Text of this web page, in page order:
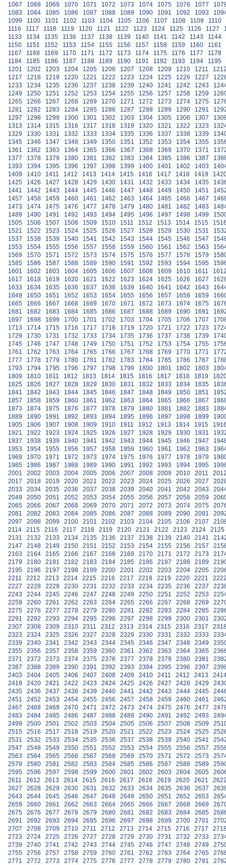
1067 1068 1069 1070 1071 1072 1073 1074 1075 1076 1077
1083
1084 1085 1086 1087 1088 1089 1090 1091 1092 1093
1099
1100 1101 1102 1103 1104 1105 1106 1107 1108 1109
1110
1116
1117 1118 1119 1120 1121 1122 1123 1124 1125 1126 1127
1133
1134 1135 1136 1137 1138 1139 1140 1141 1142 1143
1144
1150
1151 1152 1153 1154 1155 1156 1157 1158 1159 1160
1161
1167
1168 1169 1170 1171 1172 1173 1174 1175 1176 1177
1178
1184
1185 1186 1187 1188 1189 1190 1191 1192 1193 1194
1195
1201
1202 1203 1204 1205 1206 1207 1208 1209 1210 1211
1217
1218 1219 1220 1221 1222 1223 1224 1225 1226 1227
1233
1234 1235 1236 1237 1238 1239 1240 1241 1242 1243
1249
1250 1251 1252 1253 1254 1255 1256 1257 1258 1259
1265
1266 1267 1268 1269 1270 1271 1272 1273 1274 1275
1281
1282 1283 1284 1285 1286 1287 1288 1289 1290 1291
1297
1298 1299 1300 1301 1302 1303 1304 1305 1306 1307
1313
1314 1315 1316 1317 1318 1319 1320 1321 1322 1323
1329
1330 1331 1332 1333 1334 1335 1336 1337 1338 1339
1345
1346 1347 1348 1349 1350 1351 1352 1353 1354 1355
1361
1362 1363 1364 1365 1366 1367 1368 1369 1370 1371
1377
1378 1379 1380 1381 1382 1383 1384 1385 1386 1387
1393
1394 1395 1396 1397 1398 1399 1400 1401 1402 1403
1409
1410 1411 1412 1413 1414 1415 1416 1417 1418 1419
1425
1426 1427 1428 1429 1430 1431 1432 1433 1434 1435
1441
1442 1443 1444 1445 1446 1447 1448 1449 1450 1451
1457
1458 1459 1460 1461 1462 1463 1464 1465 1466 1467
1473
1474 1475 1476 1477 1478 1479 1480 1481 1482 1483
1489
1490 1491 1492 1493 1494 1495 1496 1497 1498 1499
1505
1506 1507 1508 1509 1510 1511 1512 1513 1514 1515
1521
1522 1523 1524 1525 1526 1527 1528 1529 1530 1531
1537
1538 1539 1540 1541 1542 1543 1544 1545 1546 1547
1553
1554 1555 1556 1557 1558 1559 1560 1561 1562 1563
1569
1570 1571 1572 1573 1574 1575 1576 1577 1578 1579
1585
1586 1587 1588 1589 1590 1591 1592 1593 1594 1595
1601
1602 1603 1604 1605 1606 1607 1608 1609 1610 1611
1617
1618 1619 1620 1621 1622 1623 1624 1625 1626 1627
1633
1634 1635 1636 1637 1638 1639 1640 1641 1642 1643
1649
1650 1651 1652 1653 1654 1655 1656 1657 1658 1659
1665
1666 1667 1668 1669 1670 1671 1672 1673 1674 1675
1681
1682 1683 1684 1685 1686 1687 1688 1689 1690 1691
1697
1698 1699 1700 1701 1702 1703 1704 1705 1706 1707
1713
1714 1715 1716 1717 1718 1719 1720 1721 1722 1723
1729
1730 1731 1732 1733 1734 1735 1736 1737 1738 1739
1745
1746 1747 1748 1749 1750 1751 1752 1753 1754 1755
1761
1762 1763 1764 1765 1766 1767 1768 1769 1770 1771
1777
1778 1779 1780 1781 1782 1783 1784 1785 1786 1787
1793
1794 1795 1796 1797 1798 1799 1800 1801 1802 1803
1809
1810 1811 1812 1813 1814 1815 1816 1817 1818 1819
1825
1826 1827 1828 1829 1830 1831 1832 1833 1834 1835
1841
1842 1843 1844 1845 1846 1847 1848 1849 1850 1851
1857
1858 1859 1860 1861 1862 1863 1864 1865 1866 1867
1873
1874 1875 1876 1877 1878 1879 1880 1881 1882 1883
1889
1890 1891 1892 1893 1894 1895 1896 1897 1898 1899
1905
1906 1907 1908 1909 1910 1911 1912 1913 1914 1915
1921
1922 1923 1924 1925 1926 1927 1928 1929 1930 1931
1937
1938 1939 1940 1941 1942 1943 1944 1945 1946 1947
1953
1954 1955 1956 1957 1958 1959 1960 1961 1962 1963
1969
1970 1971 1972 1973 1974 1975 1976 1977 1978 1979
1985
1986 1987 1988 1989 1990 1991 1992 1993 1994 1995
2001
2002 2003 2004 2005 2006 2007 2008 2009 2010 2011
2017
2018 2019 2020 2021 2022 2023 2024 2025 2026 2027
2033
2034 2035 2036 2037 2038 2039 2040 2041 2042 2043
2049
2050 2051 2052 2053 2054 2055 2056 2057 2058 2059
2065
2066 2067 2068 2069 2070 2071 2072 2073 2074 2075
2081
2082 2083 2084 2085 2086 2087 2088 2089 2090 2091
2097
2098 2099 2100 2101 2102 2103 2104 2105 2106 2107
2114
2115 2116 2117 2118 2119 2120 2121 2122 2123 2124
2125
2131
2132 2133 2134 2135 2136 2137 2138 2139 2140 2141
2147
2148 2149 2150 2151 2152 2153 2154 2155 2156 2157
2163
2164 2165 2166 2167 2168 2169 2170 2171 2172 2173
2179
2180 2181 2182 2183 2184 2185 2186 2187 2188 2189
2195
2196 2197 2198 2199 2200 2201 2202 2203 2204 2205
2211
2212 2213 2214 2215 2216 2217 2218 2219 2220 2221
2227
2228 2229 2230 2231 2232 2233 2234 2235 2236 2237
2243
2244 2245 2246 2247 2248 2249 2250 2251 2252 2253
2259
2260 2261 2262 2263 2264 2265 2266 2267 2268 2269
2275
2276 2277 2278 2279 2280 2281 2282 2283 2284 2285
2291
2292 2293 2294 2295 2296 2297 2298 2299 2300 2301
2307
2308 2309 2310 2311 2312 2313 2314 2315 2316 2317
2323
2324 2325 2326 2327 2328 2329 2330 2331 2332 2333
2339
2340 2341 2342 2343 2344 2345 2346 2347 2348 2349
2355
2356 2357 2358 2359 2360 2361 2362 2363 2364 2365
2371
2372 2373 2374 2375 2376 2377 2378 2379 2380 2381
2387
2388 2389 2390 2391 2392 2393 2394 2395 2396 2397
2403
2404 2405 2406 2407 2408 2409 2410 2411 2412 2413
2419
2420 2421 2422 2423 2424 2425 2426 2427 2428 2429
2435
2436 2437 2438 2439 2440 2441 2442 2443 2444 2445
2451
2452 2453 2454 2455 2456 2457 2458 2459 2460 2461
2467
2468 2469 2470 2471 2472 2473 2474 2475 2476 2477
2483
2484 2485 2486 2487 2488 2489 2490 2491 2492 2493
2499
2500 2501 2502 2503 2504 2505 2506 2507 2508 2509
2515
2516 2517 2518 2519 2520 2521 2522 2523 2524 2525
2531
2532 2533 2534 2535 2536 2537 2538 2539 2540 2541
2547
2548 2549 2550 2551 2552 2553 2554 2555 2556 2557
2563
2564 2565 2566 2567 2568 2569 2570 2571 2572 2573
2579
2580 2581 2582 2583 2584 2585 2586 2587 2588 2589
2595
2596 2597 2598 2599 2600 2601 2602 2603 2604 2605
2611
2612 2613 2614 2615 2616 2617 2618 2619 2620 2621
2627
2628 2629 2630 2631 2632 2633 2634 2635 2636 2637
2643
2644 2645 2646 2647 2648 2649 2650 2651 2652 2653
2659
2660 2661 2662 2663 2664 2665 2666 2667 2668 2669
2675
2676 2677 2678 2679 2680 2681 2682 2683 2684 2685
2691
2692 2693 2694 2695 2696 2697 2698 2699 2700 2701
2707
2708 2709 2710 2711 2712 2713 2714 2715 2716 2717
2723
2724 2725 2726 2727 2728 2729 2730 2731 2732 2733
2739
2740 2741 2742 2743 2744 2745 2746 2747 2748 2749
2755
2756 2757 2758 2759 2760 2761 2762 2763 2764 2765
2771
2772 2773 2774 2775 2776 2777 2778 2779 2780 2781